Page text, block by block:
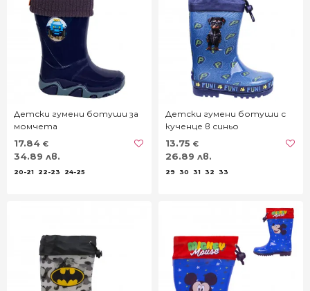
Детски гумени ботуши за
момчета
17.84 €
34.89 лв.
20-21 22-23 24-25
Детски гумени ботуши с
кученце в синьо
13.75 €
26.89 лв.
29 30 31 32 33